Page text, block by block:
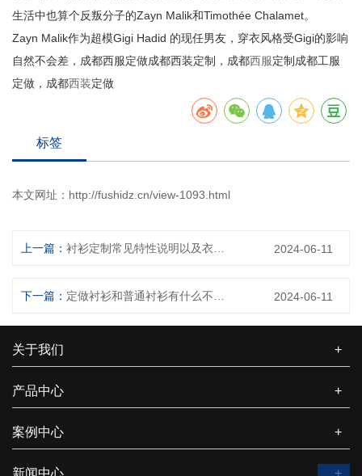
生活中也算个反叛分子的Zayn Malik和Timothée Chalamet。
Zayn Malik作为超模Gigi Hadid 的现任男友，穿衣风格受Gigi的影响
自然不会差，成都西服定做成都西装定制，成都西服定制成都工服
定做，成都西装定做
标签
本文网址： http://fushidz.cn/view-1093.html
上一篇： 2024-06-11
下一篇： 2024-06-11
关于我们 +
产品中心 +
案例中心 +